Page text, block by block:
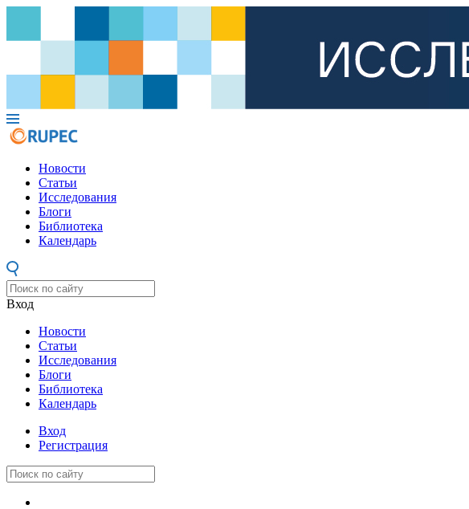
Новости
Статьи
Исследования
Блоги
Библиотека
Календарь
Вход
Новости
Статьи
Исследования
Блоги
Библиотека
Календарь
Вход
Регистрация